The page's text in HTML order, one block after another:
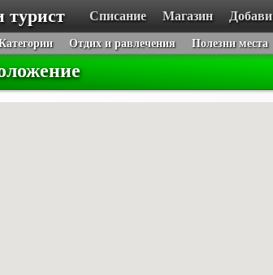
турист Списание Магазин Добави
Отдих и равлечения Полезни места